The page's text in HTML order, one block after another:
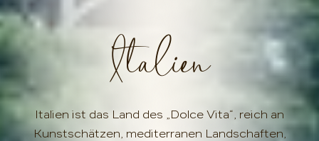
Italien
Italien ist das Land des „Dolce Vita“, reich an
Kunstschätzen, mediterranen Landschaften,